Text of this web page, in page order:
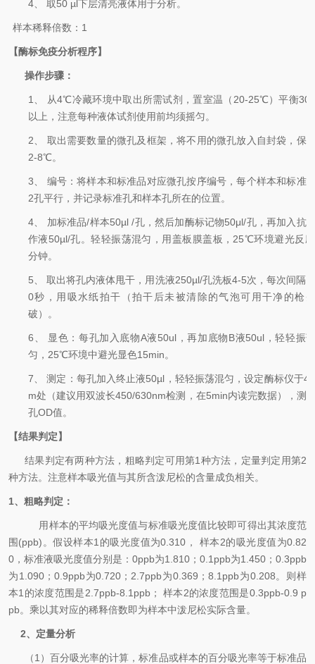
4、 取50 µl 下层清亮液体用于分析。
样本稀释倍数： 1
【酶标免疫分析程序】
操作步骤：
1、 从4℃冷藏环境中取出所需试剂，置室温（ 20-25℃）平衡
以上，注意每种液体试剂使用前均须摇匀。
2、 取出需要数量的微孔及框架，将不用的微孔放入自封袋，保
2-8℃。
3、 编号：将样本和标准品对应微孔按序编号，每个样本和标准
2孔平行 ， 并记录标准孔和样本孔所在的位置。
4、 加标准品/样本50µl /孔，然后加酶标记物50μl/孔，再加入抗
作液50µl/孔。轻轻振荡混匀，用盖板膜盖板， 25℃环境避光反应
分钟。
5、取出将孔内液体甩干，用洗液250µl/孔洗板4-5次，每次间隔
0秒，用吸水纸拍干（拍干后未被清除的气泡可用干净的枪
破）。
6、 显色：每孔加入底物A液50ul ，再加底物B液50ul ，轻轻振
匀， 25℃环境中避光显色15min。
7、测定：每孔加入终止液50µl ，轻轻振荡混匀，设定酶标仪于
m处（建议用双波长450/630nm检测，在5min内读完数据），测
孔OD值。
【结果判定】
结果判定有两种方法，粗略判定可用第1种方法，定量判定用第2
种方法。注意样本吸光值与其所含泼尼松的含量成负相关。
1、粗略判定：
用样本的平均吸光度值与标准吸光度值比较即可得出其浓度范
围(ppb) 。假设样本1 的吸光度值为0.310 ， 样本2的吸光度值为0.82
0 ，标准液吸光度值分别是： 0ppb为1. 810 ； 0.1 ppb为1. 450 ； 0.3ppb
为1.090； 0.9ppb为0.720 ； 2.7ppb为0.369 ；8.1 ppb为0. 208。则样
本1 的浓度范围是2.7ppb-8.1 ppb； 样本2的浓度范围是0.3ppb-0.9 p
pb。 乘以其对应的稀释倍数即为样本中泼尼松实际含量。
2、定量分析
（1 ）百分吸光率的计算，标准品或样本的百分吸光率等于标准品